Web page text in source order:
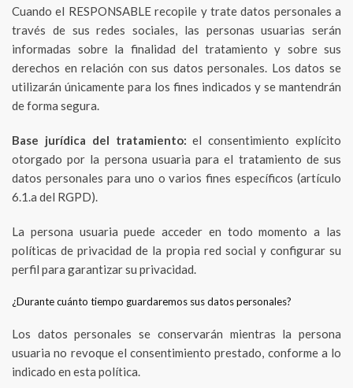
Cuando el RESPONSABLE recopile y trate datos personales a
través de sus redes sociales, las personas usuarias serán
informadas sobre la finalidad del tratamiento y sobre sus
derechos en relación con sus datos personales. Los datos se
utilizarán únicamente para los fines indicados y se mantendrán
de forma segura.
Base jurídica del tratamiento: el consentimiento explícito
otorgado por la persona usuaria para el tratamiento de sus
datos personales para uno o varios fines específicos (artículo
6.1.a del RGPD).
La persona usuaria puede acceder en todo momento a las
políticas de privacidad de la propia red social y configurar su
perfil para garantizar su privacidad.
¿Durante cuánto tiempo guardaremos sus datos personales?
Los datos personales se conservarán mientras la persona
usuaria no revoque el consentimiento prestado, conforme a lo
indicado en esta política.